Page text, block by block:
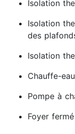
Isolation
Isolation
des
Isolation
Chauffe-
Pompe à
Foyer